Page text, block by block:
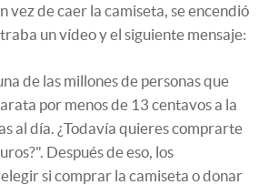
vez de caer la camiseta, se encendió
un vídeo y el siguiente mensaje:
de las millones de personas que
por menos de 13 centavos a la
al día. ¿Todavía quieres comprarte
Después de eso, los
si comprar la camiseta o donar